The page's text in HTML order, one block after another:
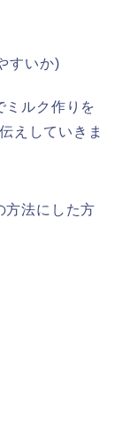
すいか)
ミルク作りを
えしていきま
方法にした方